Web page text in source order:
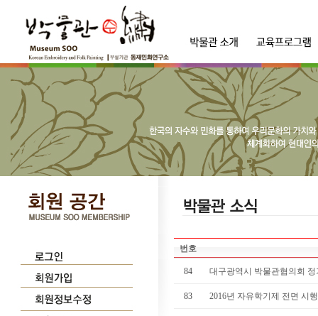
번호
84 대구광역시 박물관협의회 정
83 2016년 자유학기제 전면 시